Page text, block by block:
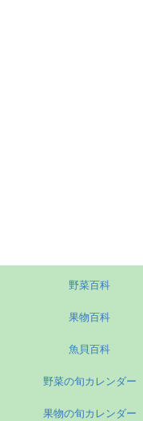
野菜百科
果物百科
魚貝百科
野菜の旬カレンダー
果物の旬カレンダー